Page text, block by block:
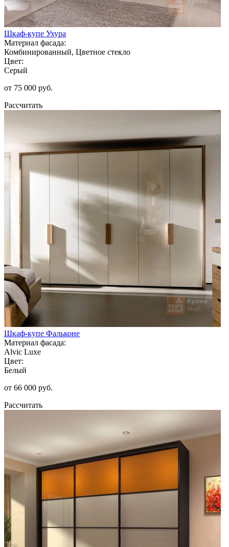
Шкаф-купе Ухура
Материал фасада:
Комбинированный, Цветное стекло
Цвет:
Серый
от 75 000 руб.
Рассчитать
Шкаф-купе Фальконе
Материал фасада:
Alvic Luxe
Цвет:
Белый
от 66 000 руб.
Рассчитать